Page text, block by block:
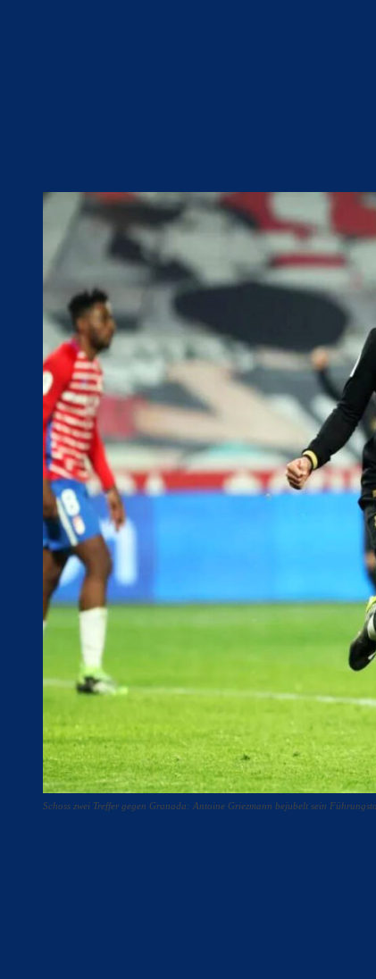
Schoss zwei Treffer gegen Granada: Antoine Griezmann bejubelt sein